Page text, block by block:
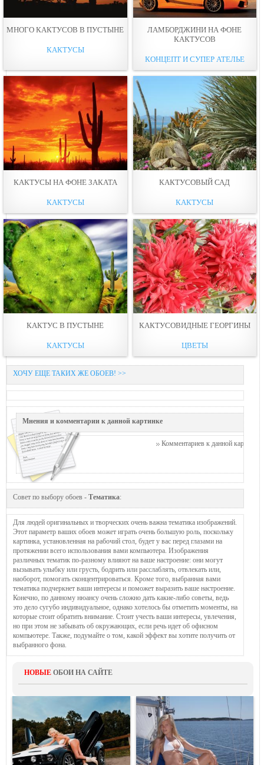
МНОГО КАКТУСОВ В ПУСТЫНЕ
КАКТУСЫ
ЛАМБОРДЖИНИ НА ФОНЕ
КАКТУСОВ
КОНЦЕПТ И СУПЕР АТЕЛЬЕ
КАКТУСЫ НА ФОНЕ ЗАКАТА
КАКТУСЫ
КАКТУСОВЫЙ САД
КАКТУСЫ
КАКТУС В ПУСТЫНЕ
КАКТУСЫ
КАКТУСОВИДНЫЕ ГЕОРГИНЫ
ЦВЕТЫ
ХОЧУ ЕЩЕ ТАКИХ ЖЕ ОБОЕВ! >>
Мнения и комментарии к данной картинке
Комментариев к данной картинке
Совет по выбору обоев - Тематика:
Для людей оригинальных и творческих очень важна тематика изображений.
Этот параметр ваших обоев может играть очень большую роль, поскольку
картинка, установленная на рабочий стол, будет у вас перед глазами на
протяжении всего использования вами компьютера. Изображения
различных тематик по-разному влияют на ваше настроение: они могут
вызывать улыбку или грусть, бодрить или расслаблять, отвлекать или,
наоборот, помогать сконцентрироваться. Кроме того, выбранная вами
тематика подчеркнет ваши интересы и поможет выразить ваше настроение.
Конечно, по данному нюансу очень сложно дать какие-либо советы, ведь
это дело сугубо индивидуальное, однако хотелось бы отметить моменты, на
которые стоит обратить внимание. Стоит учесть ваши интересы, увлечения,
но при этом не забывать об окружающих, если речь идет об офисном
компьютере. Также, подумайте о том, какой эффект вы хотите получить от
выбранного фона.
НОВЫЕ ОБОИ НА САЙТЕ